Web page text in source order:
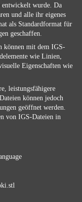
entwickelt wurde. Da
und alle ihr eigenes
als Standardformat für
geschaffen.
können mit dem IGS-
wie Linien,
Eigenschaften wie
leistungsfähigere
können jedoch
geöffnet werden.
von IGS-Dateien in